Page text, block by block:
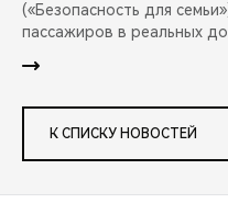
(«Безопасность для
пассажиров в реальных
К СПИСКУ НОВОСТЕЙ